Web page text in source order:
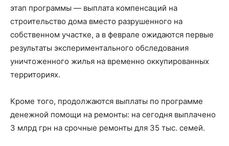
этап программы — выплата компенсаций на
строительство дома вместо разрушенного на
собственном участке, а в феврале ожидаются первые
результаты экспериментального обследования
уничтоженного жилья на временно оккупированных
территориях.
Кроме того, продолжаются выплаты по программе
денежной помощи на ремонты: на сегодня выплачено
3 млрд грн на срочные ремонты для 35 тыс. семей.